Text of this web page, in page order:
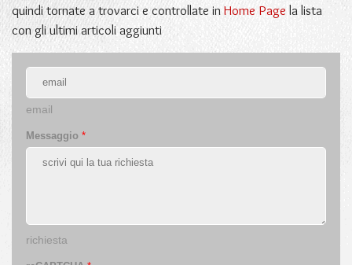
quindi tornate a trovarci e controllate in Home Page la lista
con gli ultimi articoli aggiunti
email
Messaggio *
richiesta